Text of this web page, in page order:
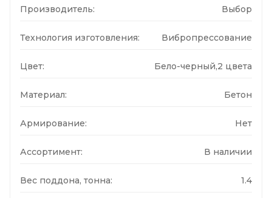
Производитель: Выбор
Технология изготовления: Вибропрессование
Цвет: Бело-черный,2 цвета
Материал: Бетон
Армирование: Нет
Ассортимент: В наличии
Вес поддона, тонна: 1.4